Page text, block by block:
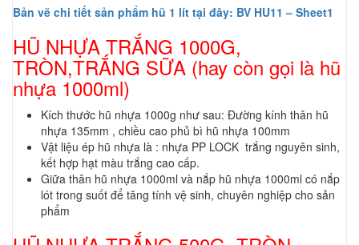
Bản vẽ chi tiết sản phẩm hũ 1 lít tại đây: BV HU11 – Sheet1
HŨ NHỰA TRẮNG 1000G,
TRÒN,TRẮNG SỮA (hay còn gọi là hũ
nhựa 1000ml)
Kích thước hũ nhựa 1000g như sau: Đường kính thân hũ
nhựa 135mm , chiều cao phủ bì hũ nhựa 100mm
Vật liệu ép hũ nhựa là : nhựa PP LOCK trắng nguyên sinh,
kết hợp hạt màu trắng cao cấp.
Giữa thân hũ nhựa 1000ml và nắp hũ nhựa 1000ml có nắp
lót trong suốt để tăng tính vệ sinh, chuyên nghiệp cho sản
phẩm